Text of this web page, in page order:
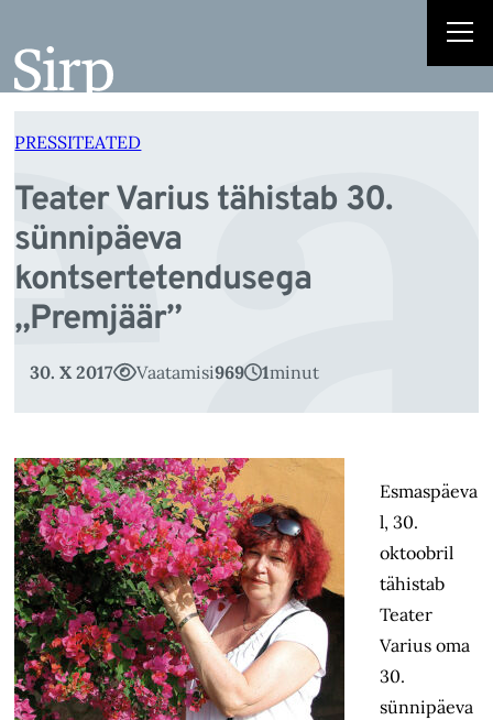
juurde
PRESSITEATED
Teater Varius tähistab 30.
sünnipäeva
kontsertetendusega
„Premjäär”
30. X 2017 Vaatamisi969 1minut
Esmaspäeva
l, 30.
oktoobril
tähistab
Teater
Varius oma
30.
sünnipäeva